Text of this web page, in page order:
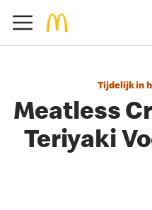
Tijdelijk in
Meatless
Teriyaki